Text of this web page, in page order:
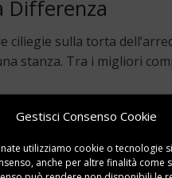
Gestisci Consenso Cookie
utilizziamo cookie o tecnologie
anche per altre finalità come
Differenza
ciliegie sulla torta
stanza. Tra i migliori
stanza. Può aggiungere